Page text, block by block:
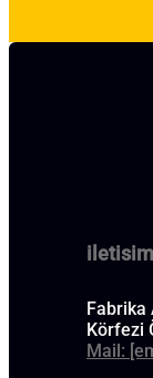
iletisim
Fabrika
Körfezi
Mail: